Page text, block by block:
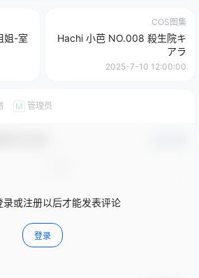
姐-室
COS图集
Hachi 小芭 NO.008 殺生院キ
アラ
2025-7-10 12:00:00
M 管理员
录或注册以后才能发表评论
登录